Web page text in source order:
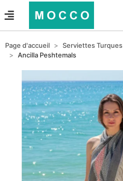
Page d'accueil Serviettes Turques
Ancilla Peshtemals